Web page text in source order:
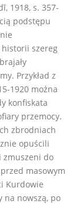
1918, s. 357-
podstępu
historii szereg
Przykład z
1920 można
konfiskata
przemocy.
zbrodniach
opuścili
zmuszeni do
masowym
Kurdowie
nowszą, po